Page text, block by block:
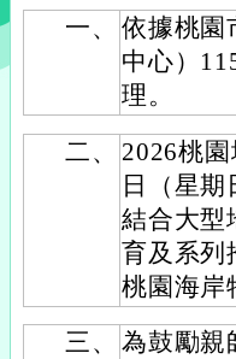
一、
依據桃園
中心）
理。
二、
2026桃
日（星
結合大型
育及系列
桃園海岸
三、
為鼓勵親